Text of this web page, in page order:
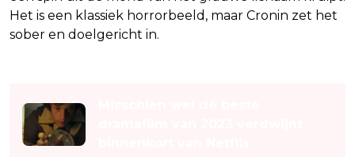
Het is een klassiek horrorbeeld, maar Cronin zet het
sober en doelgericht in.